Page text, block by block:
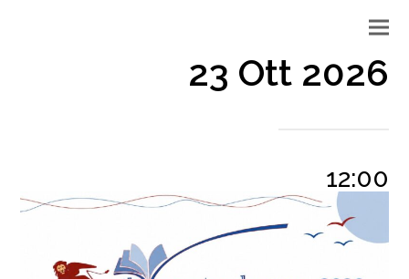
23 Ott 2026
12:00